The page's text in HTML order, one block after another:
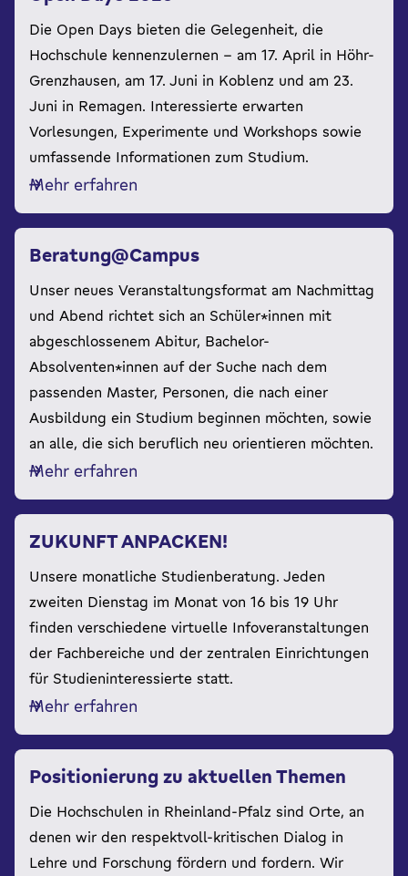
Die Open Days bieten die Gelegenheit, die
Hochschule kennenzulernen - am 17. April in Höhr-
Grenzhausen, am 17. Juni in Koblenz und am 23.
Juni in Remagen. Interessierte erwarten
Vorlesungen, Experimente und Workshops sowie
umfassende Informationen zum Studium.
Mehr erfahren
Beratung@Campus
Unser neues Veranstaltungsformat am Nachmittag
und Abend richtet sich an Schüler*innen mit
abgeschlossenem Abitur, Bachelor-
Absolventen*innen auf der Suche nach dem
passenden Master, Personen, die nach einer
Ausbildung ein Studium beginnen möchten, sowie
an alle, die sich beruflich neu orientieren möchten.
Mehr erfahren
ZUKUNFT ANPACKEN!
Unsere monatliche Studienberatung. Jeden
zweiten Dienstag im Monat von 16 bis 19 Uhr
finden verschiedene virtuelle Infoveranstaltungen
der Fachbereiche und der zentralen Einrichtungen
für Studieninteressierte statt.
Mehr erfahren
Positionierung zu aktuellen Themen
Die Hochschulen in Rheinland-Pfalz sind Orte, an
denen wir den respektvoll-kritischen Dialog in
Lehre und Forschung fördern und fordern. Wir